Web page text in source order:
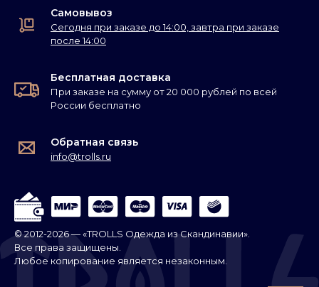
Самовывоз
Сегодня при заказе до 14:00, завтра при заказе
после 14:00
Бесплатная доставка
При заказе на сумму от 20 000 рублей по всей
России бесплатно
Обратная связь
info@trolls.ru
© 2012-2026 — «TROLLS Одежда из Скандинавии».
Все права защищены.
Любое копирование является незаконным.